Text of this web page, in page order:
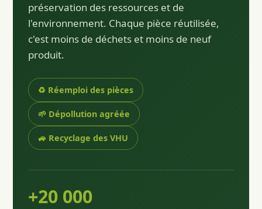
préservation des ressources et de
l'environnement. Chaque pièce réutilisée,
c'est moins de déchets et moins de neuf
produit.
♻️ Réemploi des pièces
🌱 Dépollution agréée
🚙 Recyclage des VHU
+20 000